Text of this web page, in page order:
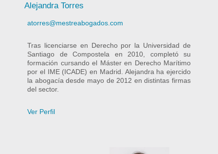
Alejandra Torres
atorres@mestreabogados.com
Tras licenciarse en Derecho por la Universidad de
Santiago de Compostela en 2010, completó su
formación cursando el Máster en Derecho Marítimo
por el IME (ICADE) en Madrid. Alejandra ha ejercido
la abogacía desde mayo de 2012 en distintas firmas
del sector.
Ver Perfil